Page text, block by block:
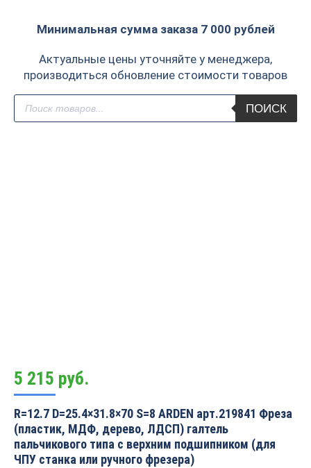
Минимальная сумма заказа 7 000 рублей
Актуальные цены уточняйте у менеджера,
производиться обновление стоимости товаров
Поиск
товаров
ПОИСК
5 215 руб.
R=12.7 D=25.4×31.8×70 S=8 ARDEN арт.219841 Фреза
(пластик, МДФ, дерево, ЛДСП) галтель
пальчикового типа с верхним подшипником (для
ЧПУ станка или ручного фрезера)